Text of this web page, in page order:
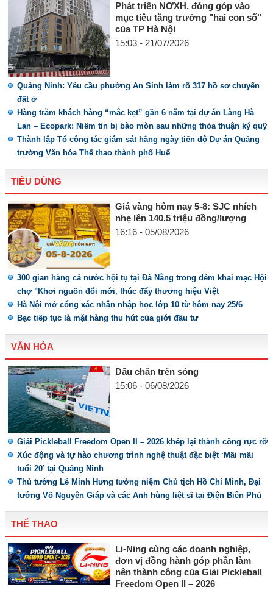
Phát triển NƠXH, đóng góp vào
mục tiêu tăng trưởng "hai con số"
của TP Hà Nội
15:03 - 21/07/2026
Quảng Ninh: Yêu cầu phường An Sinh làm rõ 317 hồ sơ chuyển
đất ở
Hàng trăm khách hàng “mắc kẹt” gần 6 năm tại dự án Làng Hà
Lan – Ecopark: Niềm tin bị bào mòn sau những thỏa thuận ký quỹ
Thành lập Tổ công tác giám sát hằng ngày tiến độ Dự án Quảng
trường Văn hóa Thể thao thành phố Huế
TIÊU DÙNG
Giá vàng hôm nay 5-8: SJC nhích
nhẹ lên 140,5 triệu đồng/lượng
16:16 - 05/08/2026
300 gian hàng cả nước hội tụ tại Đà Nẵng trong đêm khai mạc Hội
chợ "Khơi nguồn đổi mới, thúc đẩy thương hiệu Việt
Hà Nội mở cổng xác nhận nhập học lớp 10 từ hôm nay 25/6
Bạc tiếp tục là mặt hàng thu hút của giới đầu tư
VĂN HÓA
Dấu chân trên sóng
15:06 - 06/08/2026
Giải Pickleball Freedom Open II – 2026 khép lại thành công rực rỡ
Xúc động và tự hào chương trình nghệ thuật đặc biệt ‘Mãi mãi
tuổi 20’ tại Quảng Ninh
Thủ tướng Lê Minh Hưng tưởng niệm Chủ tịch Hồ Chí Minh, Đại
tướng Võ Nguyên Giáp và các Anh hùng liệt sĩ tại Điện Biên Phủ
THỂ THAO
Li-Ning cùng các doanh nghiệp,
đơn vị đồng hành góp phần làm
nên thành công của Giải Pickleball
Freedom Open II – 2026